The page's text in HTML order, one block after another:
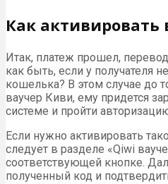
Как активировать
Итак, платеж прошел,
как быть, если у получателя
кошелька? В этом случае до
ваучер Киви, ему придется
системе и пройти
Если нужно активировать
следует в разделе «Qiwi
соответствующей кнопке.
полученный код и